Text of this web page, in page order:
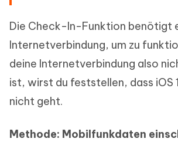
Die Check-In-Funktion benötigt
Internetverbindung, um zu
deine Internetverbindung also
ist, wirst du feststellen, dass iOS
nicht geht.
Methode: Mobilfunkdaten